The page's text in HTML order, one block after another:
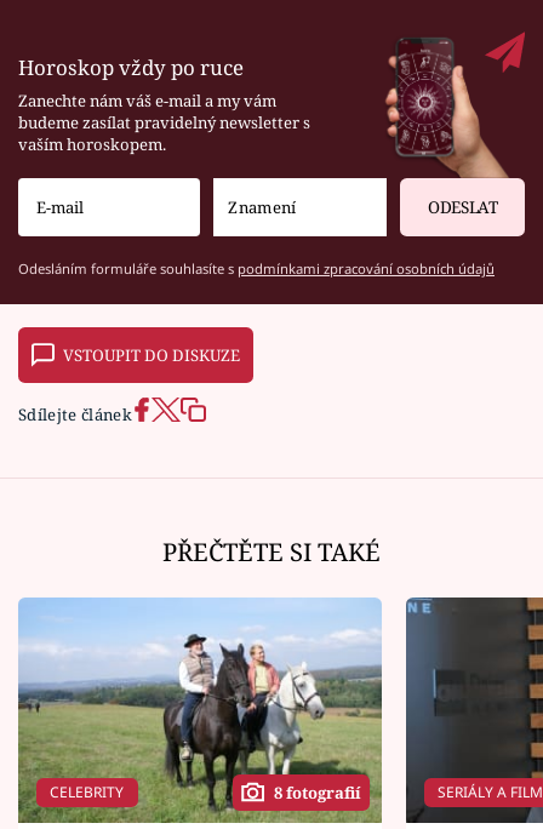
Horoskop vždy po ruce
Zanechte nám váš e-mail a my vám
budeme zasílat pravidelný newsletter s
vaším horoskopem.
ODESLAT
Odesláním formuláře souhlasíte s podmínkami zpracování osobních údajů
VSTOUPIT DO DISKUZE
Sdílejte článek
PŘEČTĚTE SI TAKÉ
CELEBRITY 8 fotografií SERIÁLY A